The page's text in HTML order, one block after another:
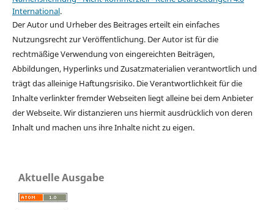
International.
Der Autor und Urheber des Beitrages erteilt ein einfaches
Nutzungsrecht zur Veröffentlichung. Der Autor ist für die
rechtmäßige Verwendung von eingereichten Beiträgen,
Abbildungen, Hyperlinks und Zusatzmaterialien verantwortlich und
trägt das alleinige Haftungsrisiko. Die Verantwortlichkeit für die
Inhalte verlinkter fremder Webseiten liegt alleine bei dem Anbieter
der Webseite. Wir distanzieren uns hiermit ausdrücklich von deren
Inhalt und machen uns ihre Inhalte nicht zu eigen.
Aktuelle Ausgabe